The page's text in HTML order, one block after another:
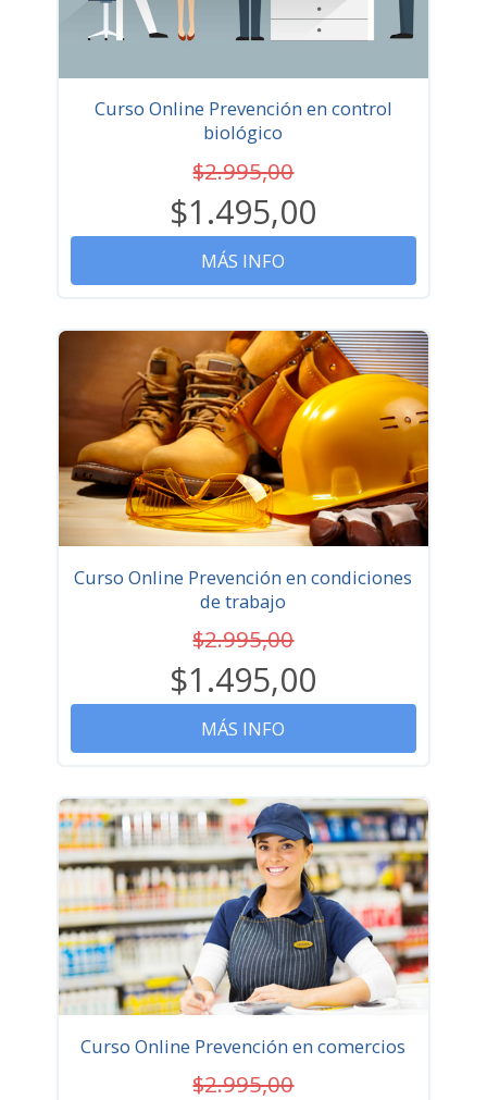
Curso Online Prevención en control
biológico
$2.995,00
$1.495,00
MÁS INFO
Curso Online Prevención en condiciones
de trabajo
$2.995,00
$1.495,00
MÁS INFO
Curso Online Prevención en comercios
$2.995,00